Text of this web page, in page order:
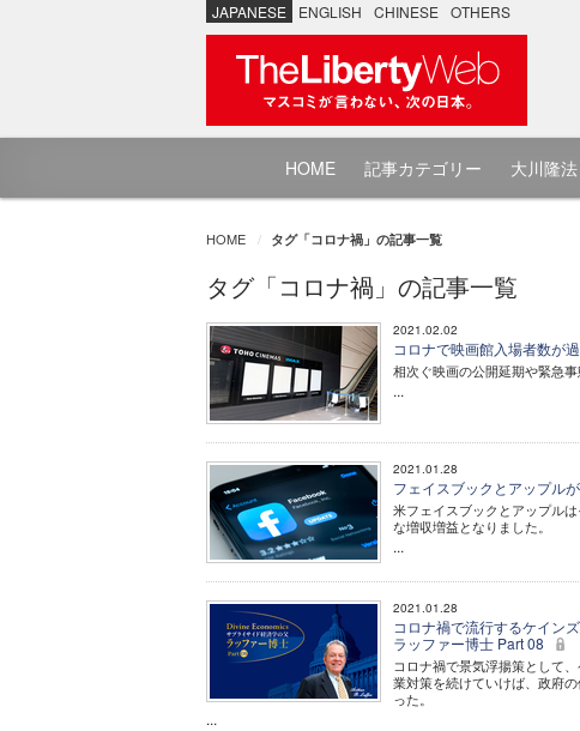
JAPANESE ENGLISH CHINESE OTHERS
HOME 記事カテゴリー 大川隆
HOME タグ「コロナ禍」の記事一覧
タグ「コロナ禍」の記事一覧
2021.02.02
コロナで映画館入場者数が
相次ぐ映画の公開延期や緊急
...
2021.01.28
フェイスブックとアップル
米フェイスブックとアップル
な増収増益となりました。
...
2021.01.28
コロナ禍で流行するケイン
ラッファー博士 Part 08
コロナ禍で景気浮揚策として
業対策を続けていけば、政府
った。
...